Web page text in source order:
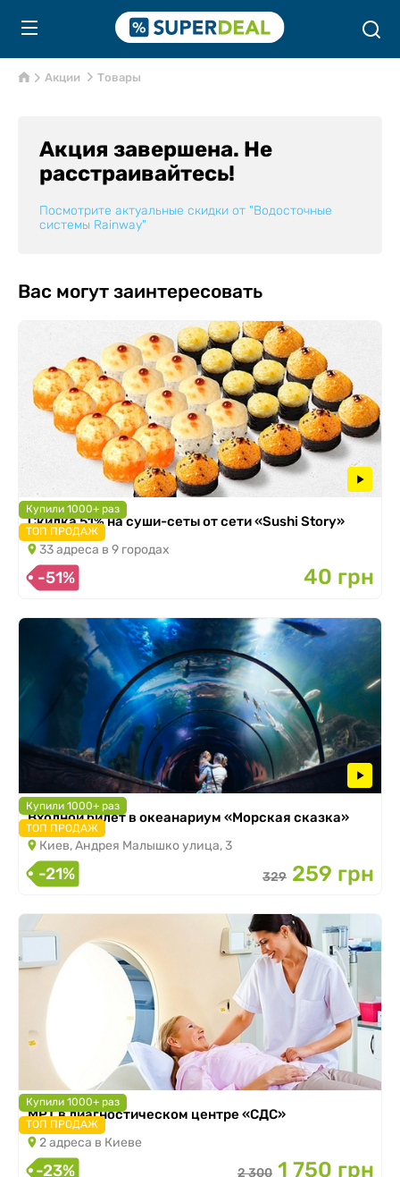
Акции Товары
Акция завершена. Не
расстраивайтесь!
Посмотрите актуальные скидки от "Водосточные
системы Rainway"
Вас могут заинтересовать
Купили 1000+ раз
ТОП ПРОДАЖ
Скидка 51% на суши-сеты от сети «Sushi Story»
33 адреса в 9 городах
-51% 40 грн
Купили 1000+ раз
ТОП ПРОДАЖ
Входной билет в океанариум «Морская сказка»
Киев, Андрея Малышко улица, 3
-21% 329 259 грн
Купили 1000+ раз
ТОП ПРОДАЖ
МРТ в диагностическом центре «СДС»
2 адреса в Киеве
-23% 2 300 1 750 грн